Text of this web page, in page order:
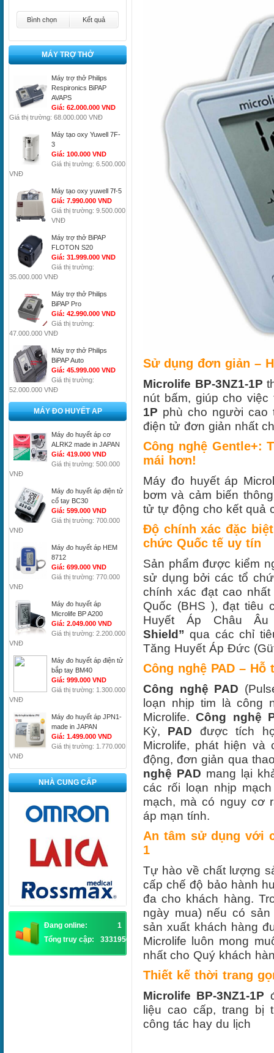
Bình chọn Kết quả
MÁY TRỢ THỞ
Máy trợ thở Philips
Respironics BiPAP
AVAPS
Giá: 62.000.000 VND
Giá thị trường: 68.000.000 VNĐ
Máy tạo oxy Yuwell 7F-
3
Giá: 100.000 VND
Giá thị trường: 6.500.000
VNĐ
Máy tạo oxy yuwell 7f-5
Giá: 7.990.000 VND
Giá thị trường: 9.500.000
VNĐ
Máy trợ thở BiPAP
FLOTON S20
Giá: 31.999.000 VND
Giá thị trường:
35.000.000 VNĐ
Máy trợ thở Philips
BiPAP Pro
Giá: 42.990.000 VND
Giá thị trường:
47.000.000 VNĐ
Máy trợ thở Philips
BiPAP Auto
Giá: 45.999.000 VND
Giá thị trường:
52.000.000 VNĐ
MÁY ĐO HUYẾT AP
Máy đo huyết áp cơ
ALRK2 made in JAPAN
Giá: 419.000 VND
Giá thị trường: 500.000
VNĐ
Máy đo huyết áp điện tử
cổ tay BC30
Giá: 599.000 VND
Giá thị trường: 700.000
VNĐ
Máy đo huyết áp HEM
8712
Giá: 699.000 VND
Giá thị trường: 770.000
VNĐ
Máy đo huyết áp
Microlife BP A200
Giá: 2.049.000 VND
Giá thị trường: 2.200.000
VNĐ
Máy đo huyết áp điện tử
bắp tay BM40
Giá: 999.000 VND
Giá thị trường: 1.300.000
VNĐ
Máy đo huyết áp JPN1-
made in JAPAN
Giá: 1.499.000 VND
Giá thị trường: 1.770.000
VNĐ
NHÀ CUNG CẤP
Đang online:
1
Tổng truy cập:
3331956
Sử dụng đơn giản –
Microlife BP-3NZ1-1P
nút bấm, giúp cho việc
1P phù cho người cao
điện tử đơn giản nhất
Công nghệ Gentle+:
mái hơn!
Máy đo huyết áp
bơm và cảm biến
tử tự động cho kết quả
Độ chính xác đặc
chức Quốc tế uy tín
Sản phẩm được kiểm
sử dụng bởi các tổ
chính xác đạt cao
Quốc (BHS ), đạt tiêu
Huyết Áp Châu
Shield” qua các chỉ
Tăng Huyết Áp Đức
Công nghệ PAD –
Công nghệ PAD
loạn nhịp tim là công
Microlife.Công nghệ
Kỳ, PAD được tích
Microlife, phát hiện
động, đơn giản qua
nghệ PAD mang lại
các rối loạn nhịp
mạch, mà có nguy cơ
áp mạn tính.
An tâm sử dụng với
1
Tự hào về chất lượng
cấp chế độ bảo hành
đa cho khách hàng.
ngày mua) nếu có
sản xuất khách hàng
Microlife luôn mong
nhất cho Quý khách
Thiết kế thời trang
Microlife BP-3NZ1-1P
liệu cao cấp, trang bị
công tác hay du lịch